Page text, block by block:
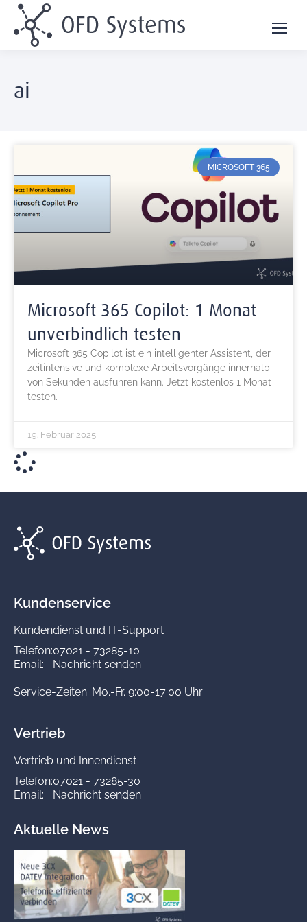
ai
MICROSOFT 365
Microsoft 365 Copilot: 1 Monat
unverbindlich testen
Microsoft 365 Copilot ist ein intelligenter Assistent, der
zeitintensive und komplexe Arbeitsvorgänge innerhalb
von Sekunden ausführen kann. Jetzt kostenlos 1 Monat
testen.
19. Februar 2025
Kundenservice
Kundendienst und IT-Support
Telefon:07021 - 73285-10
Email:
Nachricht senden
Service-Zeiten: Mo.-Fr. 9:00-17:00 Uhr
Vertrieb
Vertrieb und Innendienst
Telefon:07021 - 73285-30
Email:
Nachricht senden
Aktuelle News